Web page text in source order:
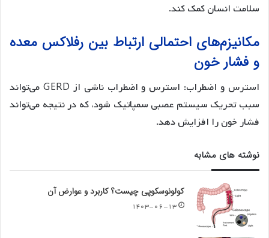
سلامت انسان کمک کند.
مکانیزم‌های احتمالی ارتباط بین رفلاکس معده
و فشار خون
استرس و اضطراب: استرس و اضطراب ناشی از GERD می‌تواند
سبب تحریک سیستم عصبی سمپاتیک شود، که در نتیجه می‌تواند
فشار خون را افزایش دهد.
نوشته های مشابه
کولونوسکوپی چیست؟ کاربرد و عوارض آن
۱۴۰۳-۰۶-۱۳